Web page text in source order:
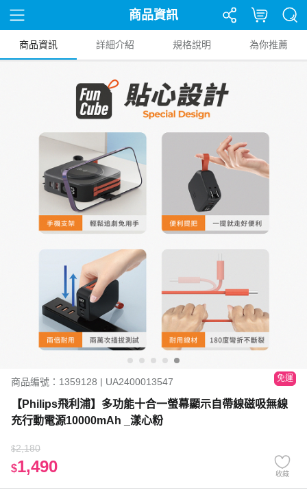
商品資訊
商品資訊 詳細介紹 規格說明 為你推薦
商品編號：1359128 | UA2400013547 免運
【Philips飛利浦】多功能十合一螢幕顯示自帶線磁吸無線
充行動電源10000mAh _漾心粉
$2,180
$1,490 收藏